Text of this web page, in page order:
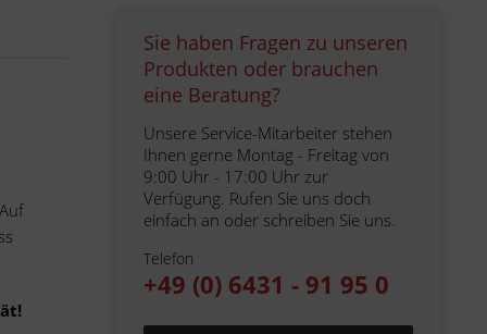
Sie haben Fragen zu unseren
Produkten oder brauchen
eine Beratung?
Unsere Service-Mitarbeiter stehen
Ihnen gerne Montag - Freitag von
9:00 Uhr - 17:00 Uhr zur
Verfügung. Rufen Sie uns doch
einfach an oder schreiben Sie uns.
Telefon
+49 (0) 6431 - 91 95 0